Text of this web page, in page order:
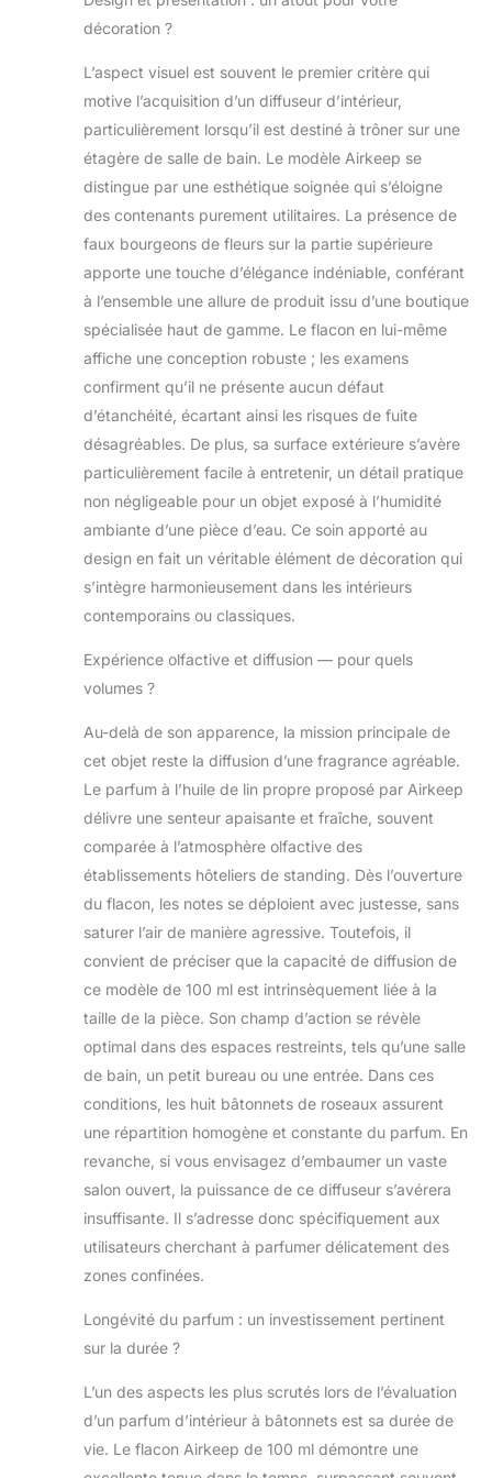
proches Contrôle
et parfum durable
: les matériaux de
haute qualité
permettent à nos
un parfum
durable. Vous
pouvez choisir
d'ajouter ou de
supprimer le
bâtonnets de
roseau selon vos
goûts. Il faut 1 ou
2 jours pour que
tissu
s'imprégnent du
parfum. Lorsque
le parfum
retournez les
bâtonnets de
ou remplacez-les
polyvalent : placez
notre diffuseur
dans différentes
zones de votre
maison, telles que
le hall, la salle de
bain et l'entrée,
pour ajouter un
rafraîchissant et
accueillant à
chaque coin
Cadeau idéal :
attentionné pour
un mariage, un
anniversaire, des
vacances, Noël
pour vous-même,
vos amis
décoration ?
L’aspect visuel est souvent le premier critère qui
motive l’acquisition d’un diffuseur d’intérieur,
particulièrement lorsqu’il est destiné à trôner sur une
étagère de salle de bain. Le modèle Airkeep se
distingue par une esthétique soignée qui s’éloigne
des contenants purement utilitaires. La présence de
faux bourgeons de fleurs sur la partie supérieure
apporte une touche d’élégance indéniable, conférant
à l’ensemble une allure de produit issu d’une boutique
spécialisée haut de gamme. Le flacon en lui-même
affiche une conception robuste ; les examens
confirment qu’il ne présente aucun défaut
d’étanchéité, écartant ainsi les risques de fuite
désagréables. De plus, sa surface extérieure s’avère
particulièrement facile à entretenir, un détail pratique
non négligeable pour un objet exposé à l’humidité
ambiante d’une pièce d’eau. Ce soin apporté au
design en fait un véritable élément de décoration qui
s’intègre harmonieusement dans les intérieurs
contemporains ou classiques.
Expérience olfactive et diffusion — pour quels
volumes ?
Au-delà de son apparence, la mission principale de
cet objet reste la diffusion d’une fragrance agréable.
Le parfum à l’huile de lin propre proposé par Airkeep
délivre une senteur apaisante et fraîche, souvent
comparée à l’atmosphère olfactive des
établissements hôteliers de standing. Dès l’ouverture
du flacon, les notes se déploient avec justesse, sans
saturer l’air de manière agressive. Toutefois, il
convient de préciser que la capacité de diffusion de
ce modèle de 100 ml est intrinsèquement liée à la
taille de la pièce. Son champ d’action se révèle
optimal dans des espaces restreints, tels qu’une salle
de bain, un petit bureau ou une entrée. Dans ces
conditions, les huit bâtonnets de roseaux assurent
une répartition homogène et constante du parfum. En
revanche, si vous envisagez d’embaumer un vaste
salon ouvert, la puissance de ce diffuseur s’avérera
insuffisante. Il s’adresse donc spécifiquement aux
utilisateurs cherchant à parfumer délicatement des
zones confinées.
Longévité du parfum : un investissement pertinent
sur la durée ?
L’un des aspects les plus scrutés lors de l’évaluation
d’un parfum d’intérieur à bâtonnets est sa durée de
vie. Le flacon Airkeep de 100 ml démontre une